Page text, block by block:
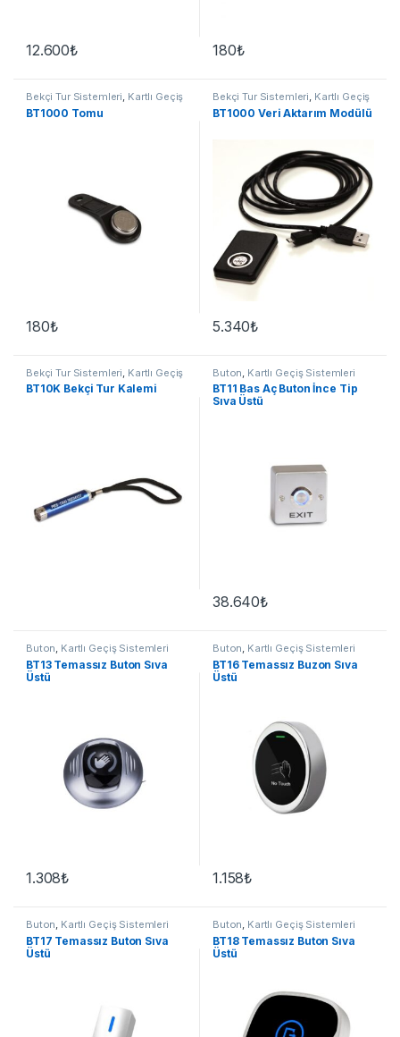
12.600₺ 180₺
Bekçi Tur Sistemleri, Kartlı Geçiş
Sistemleri
BT1000 Tomu
180₺
Bekçi Tur Sistemleri, Kartlı Geçiş
Sistemleri
BT1000 Veri Aktarım Modülü
5.340₺
Bekçi Tur Sistemleri Kartlı Geçiş
Sistemleri
BT10K Bekçi Tur Kalemi
Buton Kartlı Geçiş Sistemleri
BT11 Bas Aç Buton İnce Tip
Sıva Üstü
38.640₺
Buton, Kartlı Geçiş Sistemleri
BT13 Temassız Buton Sıva
Üstü
1.308₺
Buton, Kartlı Geçiş Sistemleri
BT16 Temassız Buzon Sıva
Üstü
1.158₺
Buton, Kartlı Geçiş Sistemleri
BT17 Temassız Buton Sıva
Üstü
Buton, Kartlı Geçiş Sistemleri
BT18 Temassız Buton Sıva
Üstü